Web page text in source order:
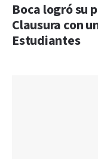
Boca logró su
Clausura con
Estudiantes